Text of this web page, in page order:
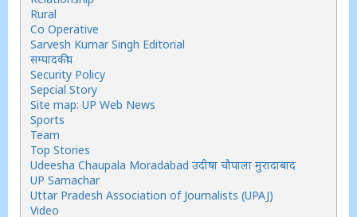
Rural
Co Operative
Sarvesh Kumar Singh Editorial
सम्पादकीय
Security Policy
Sepcial Story
Site map: UP Web News
Sports
Team
Top Stories
Udeesha Chaupala Moradabad उदीषा चौपाला मुरादाबाद
UP Samachar
Uttar Pradesh Association of Journalists (UPAJ)
Video